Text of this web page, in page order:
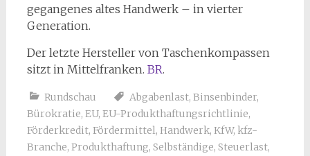
gegangenes altes Handwerk – in vierter
Generation.
Der letzte Hersteller von Taschenkompassen
sitzt in Mittelfranken. BR.
Rundschau Abgabenlast, Binsenbinder,
Bürokratie, EU, EU-Produkthaftungsrichtlinie,
Förderkredit, Fördermittel, Handwerk, KfW, kfz-
Branche, Produkthaftung, Selbständige, Steuerlast,